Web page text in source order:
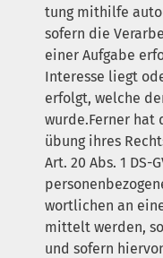
tung mit­hil­fe
sofern die
einer Auf­ga­be
Inter­es­se liegt
erfolgt, wel­che
wurde.Ferner hat
übung ihres
Art. 20 Abs. 1 DS-
wort­li­chen an
mit­telt wer­den,
und sofern